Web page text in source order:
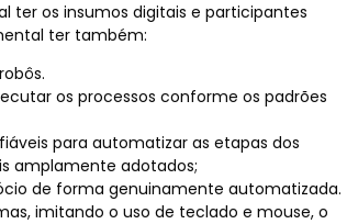
ter os insumos digitais e participantes
ter também:
os processos conforme os padrões
para automatizar as etapas dos
amplamente adotados;
de forma genuinamente automatizada.
imitando o uso de teclado e mouse, o